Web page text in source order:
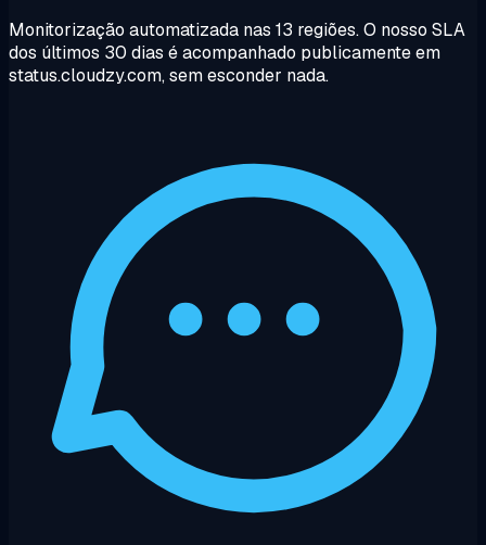
Monitorização automatizada nas 13 regiões. O nosso SLA
dos últimos 30 dias é acompanhado publicamente em
status.cloudzy.com, sem esconder nada.